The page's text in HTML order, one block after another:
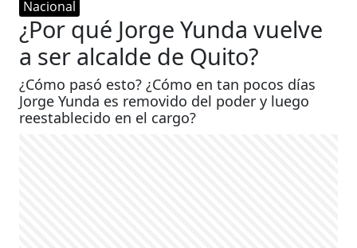
Nacional
¿Por qué Jorge Yunda vuelve
a ser alcalde de Quito?
¿Cómo pasó esto? ¿Cómo en tan pocos días
Jorge Yunda es removido del poder y luego
reestablecido en el cargo?